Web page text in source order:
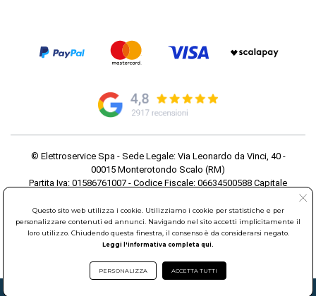
© Elettroservice Spa - Sede Legale: Via Leonardo da Vinci, 40 -
00015 Monterotondo Scalo (RM)
Partita Iva: 01586761007 - Codice Fiscale: 06634500588 Capitale
Roma REA: RM-535144
Sede Operativa: Via Leonardo da Vinci, 40 - 00015 Monterotondo
Scalo (RM) - Telefono:06.90095358
Questo sito web utilizza i cookie. Utilizziamo i cookie per statistiche e per
personalizzare contenuti ed annunci. Navigando nel sito accetti implicitamente il
loro utilizzo. Chiudendo questa finestra, il consenso è da considerarsi negato.
Leggi l'informativa completa qui.
PERSONALIZZA ACCETTA TUTTI